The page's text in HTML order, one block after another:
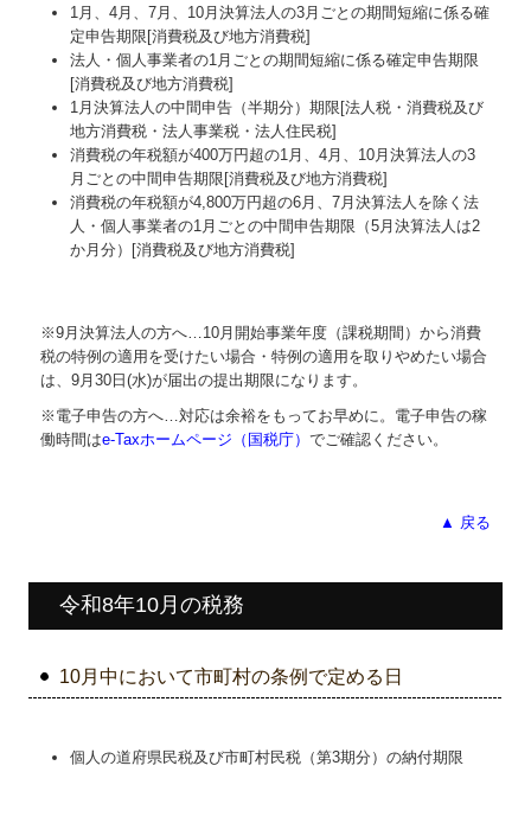
1月、4月、7月、10月決算法人の3月ごとの期間短縮に係る確
定申告期限[消費税及び地方消費税]
法人・個人事業者の1月ごとの期間短縮に係る確定申告期限
[消費税及び地方消費税]
1月決算法人の中間申告（半期分）期限[法人税・消費税及び
地方消費税・法人事業税・法人住民税]
消費税の年税額が400万円超の1月、4月、10月決算法人の3
月ごとの中間申告期限[消費税及び地方消費税]
消費税の年税額が4,800万円超の6月、7月決算法人を除く法
人・個人事業者の1月ごとの中間申告期限（5月決算法人は2
か月分）[消費税及び地方消費税]
※9月決算法人の方へ…10月開始事業年度（課税期間）から消費
税の特例の適用を受けたい場合・特例の適用を取りやめたい場合
は、9月30日(水)が届出の提出期限になります。
※電子申告の方へ…対応は余裕をもってお早めに。電子申告の稼
働時間はe-Taxホームページ（国税庁）でご確認ください。
▲ 戻る
令和8年10月の税務
10月中において市町村の条例で定める日
個人の道府県民税及び市町村民税（第3期分）の納付期限